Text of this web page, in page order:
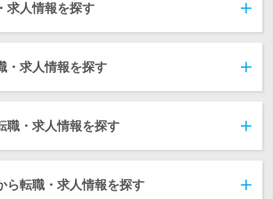
求人情報を探す
・求人情報を探す
職・求人情報を探す
ら転職・求人情報を探す